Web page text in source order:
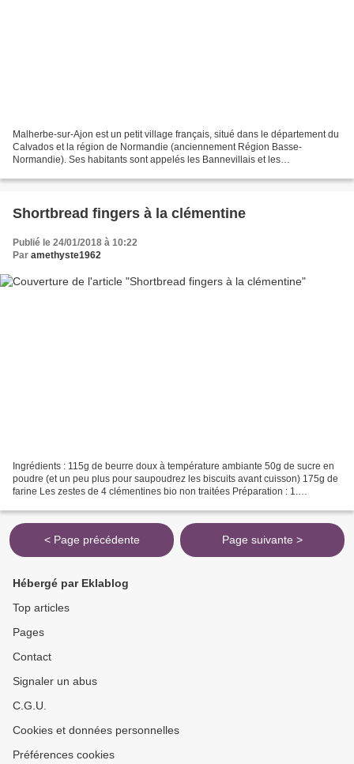
Malherbe-sur-Ajon est un petit village français, situé dans le département du
Calvados et la région de Normandie (anciennement Région Basse-
Normandie). Ses habitants sont appelés les Bannevillais et les
Shortbread fingers à la clémentine
Publié le 24/01/2018 à 10:22
Par amethyste1962
Ingrédients : 115g de beurre doux à température ambiante 50g de sucre en
poudre (et un peu plus pour saupoudrez les biscuits avant cuisson) 175g de
farine Les zestes de 4 clémentines bio non traitées Préparation : 1.
< Page précédente Page suivante >
Hébergé par Eklablog
Top articles
Pages
Contact
Signaler un abus
C.G.U.
Cookies et données personnelles
Préférences cookies